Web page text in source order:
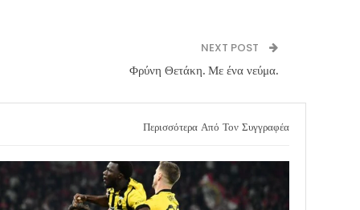
NEXT POST
Φρύνη Θετάκη. Με ένα νεύμα.
Περισσότερα Από Τον Συγγραφέα